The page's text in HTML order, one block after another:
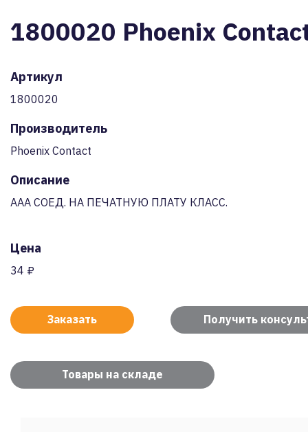
1800020 Phoenix
Артикул
1800020
Производитель
Phoenix Contact
Описание
AAA СОЕД. НА ПЕЧАТНУЮ ПЛАТУ КЛАСС.
Цена
34 ₽
Заказать Получить
Товары на складе